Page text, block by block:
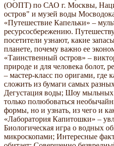
(ООПТ) по САО г. Москвы,
остров" и музей воды
«Путешествие Капельки» –
ресурсосбережению.
посетители узнают, какие
планете, почему важно ее
«Таинственный остров» –
природе и для человека болот,
– мастер-класс по оригами,
сложить из бумаги самых
Дегустация воды; Шоу
только полюбоваться
формы, но и узнать, из чего и
«Лаборатория Капитошки» –
Биологическая игра о водных
микроскопами; Интересные